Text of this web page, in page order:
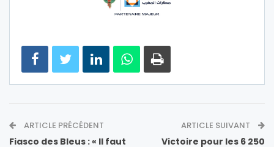
ARTICLE PRÉCÉDENT
Fiasco des Bleus : « Il faut
ARTICLE SUIVANT
Victoire pour les 6 250